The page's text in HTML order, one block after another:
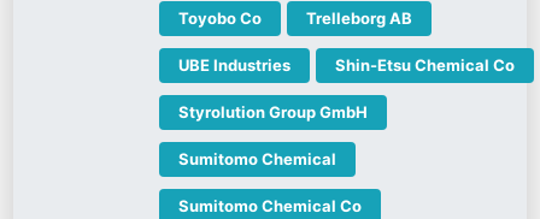
Toyobo Co Trelleborg AB
UBE Industries Shin-Etsu Chemical Co
Styrolution Group GmbH
Sumitomo Chemical
Sumitomo Chemical Co